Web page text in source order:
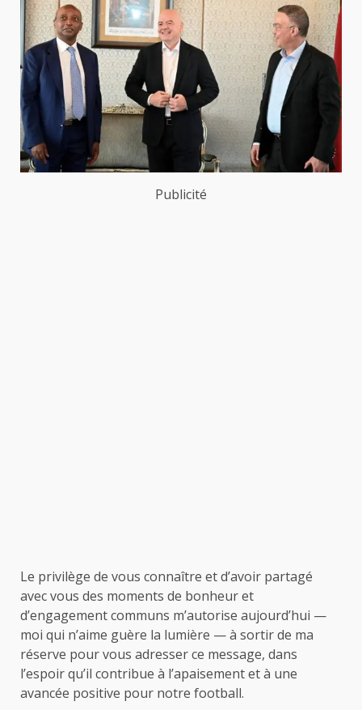
Publicité
Le privilège de vous connaître et d’avoir partagé
avec vous des moments de bonheur et
d’engagement communs m’autorise aujourd’hui —
moi qui n’aime guère la lumière — à sortir de ma
réserve pour vous adresser ce message, dans
l’espoir qu’il contribue à l’apaisement et à une
avancée positive pour notre football.